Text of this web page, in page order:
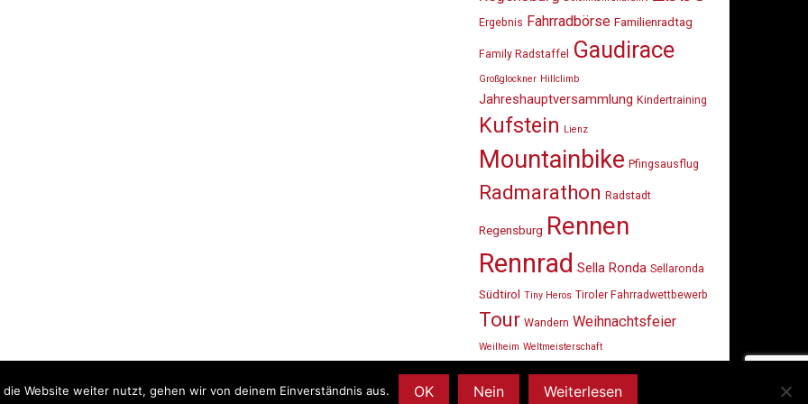
Ergebnis Fahrradbörse Familienradtag
Family Radstaffel Gaudirace
Großglockner Hillclimb
Jahreshauptversammlung Kindertraining
Kufstein Lienz
Mountainbike Pfingsausflug
Radmarathon Radstadt
Regensburg Rennen
Rennrad Sella Ronda Sellaronda
Südtirol Tiny Heros Tiroler Fahrradwettbewerb
Tour Wandern Weihnachtsfeier
Weilheim Weltmeisterschaft
Website weiter nutzt, gehen wir von deinem Einverständnis aus. OK Nein Weiterlesen